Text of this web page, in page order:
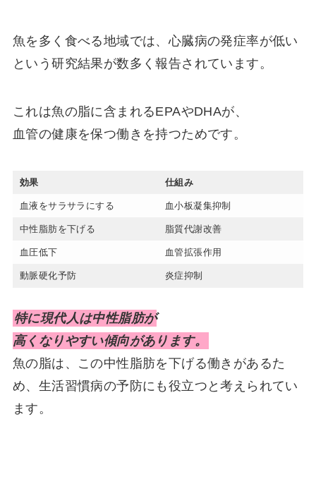
魚を多く食べる地域では、心臓病の発症率が低い
という研究結果が数多く報告されています。
これは魚の脂に含まれるEPAやDHAが、
血管の健康を保つ働きを持つためです。
効果 仕組み
血液をサラサラにする 血小板凝集抑制
中性脂肪を下げる 脂質代謝改善
血圧低下 血管拡張作用
動脈硬化予防 炎症抑制
特に現代人は中性脂肪が
高くなりやすい傾向があります。
魚の脂は、この中性脂肪を下げる働きがあるた
め、生活習慣病の予防にも役立つと考えられてい
ます。